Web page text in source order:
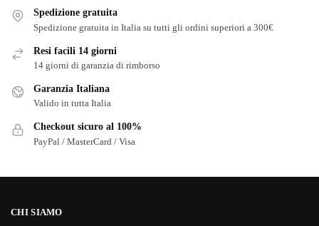
Spedizione gratuita
Spedizione gratuita in Italia su tutti gli ordini superiori a 300€
Resi facili 14 giorni
14 giorni di garanzia di rimborso
Garanzia Italiana
Valido in tutta Italia
Checkout sicuro al 100%
PayPal / MasterCard / Visa
CHI SIAMO